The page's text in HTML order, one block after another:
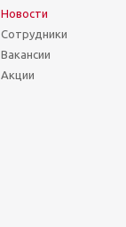
Новости
Сотрудники
Вакансии
Акции